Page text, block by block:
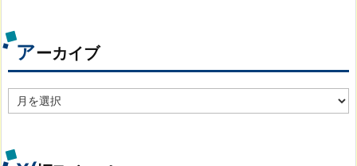
別
アーカイブ
ー
ブ